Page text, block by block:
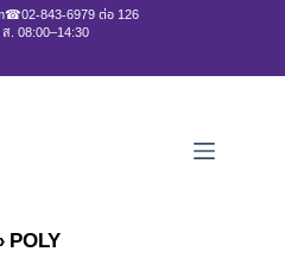
☎02-843-6979 ต่อ 126
. 08:00–14:30
POLY